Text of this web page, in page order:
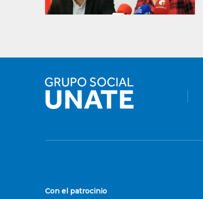
Con el patrocinio